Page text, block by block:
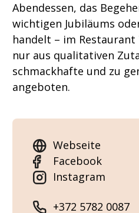
Abendessen, das
wichtigen Jubiläums
handelt – im
nur aus qualitativen
schmackhafte und zu
angeboten.
Webseite
Facebook
Instagram
+372 5782 0087